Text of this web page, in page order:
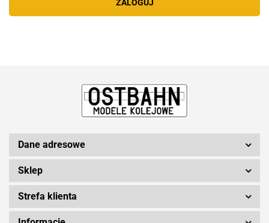
ZALOGUJ
Dane adresowe
Sklep
Strefa klienta